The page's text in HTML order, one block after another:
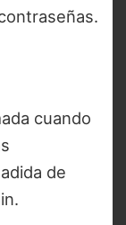
cuando
de